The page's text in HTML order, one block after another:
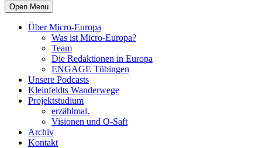
Open Menu
Über Micro-Europa
Was ist Micro-Europa?
Team
Die Redaktionen in Europa
ENGAGE Tübingen
Unsere Podcasts
Kleinfeldts Wanderwege
Projektstudium
erzählmal.
Visionen und O-Saft
Archiv
Kontakt